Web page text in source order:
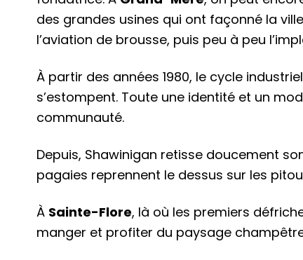
des grandes usines qui ont façonné la
l’aviation de brousse, puis peu à peu
À partir des années 1980, le cycle
s’estompent. Toute une identité et un
communauté.
Depuis, Shawinigan retisse doucement
pagaies reprennent le dessus sur les
À Sainte-Flore, là où les premiers
manger et profiter du paysage